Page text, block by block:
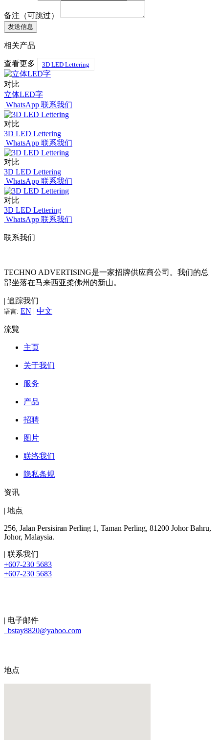
备注（可跳过）
相关产品
查看更多 3D LED Lettering
对比
立体LED字
WhatsApp 联系我们
对比
3D LED Lettering
WhatsApp 联系我们
对比
3D LED Lettering
WhatsApp 联系我们
对比
3D LED Lettering
WhatsApp 联系我们
联系我们
TECHNO ADVERTISING是一家招牌供应商公司。我们的总
部坐落在马来西亚柔佛州的新山。
| 追踪我们
语言: EN 中文
流覽
主页
关于我们
服务
产品
招聘
图片
联络我们
隐私条规
资讯
| 地点
256, Jalan Persisiran Perling 1, Taman Perling, 81200 Johor Bahru,
Johor, Malaysia.
| 联系我们
+607-230 5683
+607-230 5683
| 电子邮件
bstay8820@yahoo.com
地点